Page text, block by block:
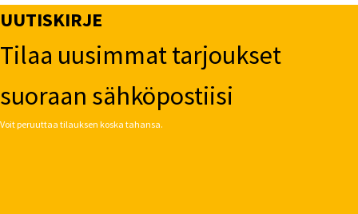
UUTISKIRJE
Tilaa uusimmat tarjoukset
suoraan sähköpostiisi
Voit peruuttaa tilauksen koska tahansa.